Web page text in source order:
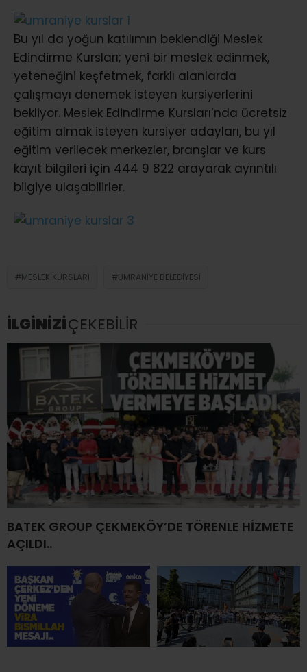
Bu yıl da yoğun katılımın beklendiği Meslek
Edindirme Kursları; yeni bir meslek edinmek,
yeteneğini keşfetmek, farklı alanlarda
çalışmayı denemek isteyen kursiyerlerini
bekliyor. Meslek Edindirme Kursları’nda ücretsiz
eğitim almak isteyen kursiyer adayları, bu yıl
eğitim verilecek merkezler, branşlar ve kurs
kayıt bilgileri için 444 9 822 arayarak ayrıntılı
bilgiye ulaşabilirler.
MESLEK KURSLARI ÜMRANIYE BELEDIYESI
İLGİNİZİÇEKEBİLİR
BATEK GROUP ÇEKMEKÖY’DE TÖRENLE HİZMETE
AÇILDI..